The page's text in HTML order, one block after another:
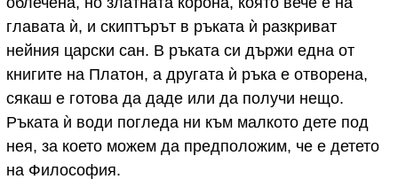
главата ѝ, и скиптърът в ръката ѝ разкриват
нейния царски сан. В ръката си държи една от
книгите на Платон, а другата ѝ ръка е отворена,
сякаш е готова да даде или да получи нещо.
Ръката ѝ води погледа ни към малкото дете под
нея, за което можем да предположим, че е детето
на Философия.